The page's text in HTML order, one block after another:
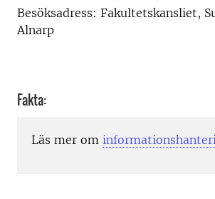
Besöksadress: Fakultetskansliet,
Alnarp
Fakta:
Läs mer om